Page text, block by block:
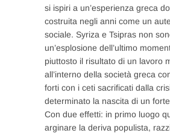
si ispiri a un’esperienza greca
costruita negli anni come un
sociale. Syriza e Tsipras non
un’esplosione dell’ultimo
piuttosto il risultato di un lavoro
all’interno della società greca
forti con i ceti sacrificati dalla
determinato la nascita di un
Con due effetti: in primo luogo
arginare la deriva populista,